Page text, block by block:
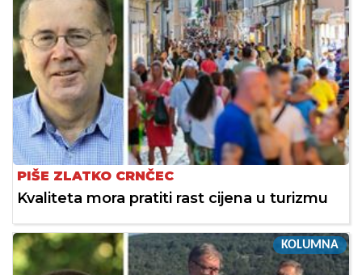
PIŠE ZLATKO CRNČEC
Kvaliteta mora pratiti rast cijena u turizmu
KOLUMNA